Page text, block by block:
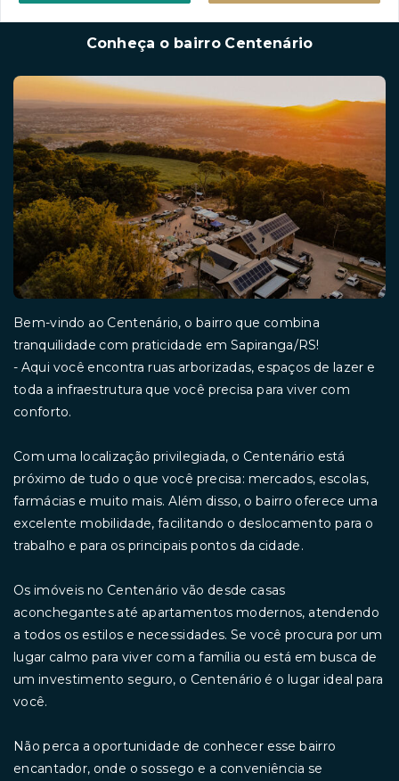
Conheça o bairro Centenário
Bem-vindo ao Centenário, o bairro que combina
tranquilidade com praticidade em Sapiranga/RS!
- Aqui você encontra ruas arborizadas, espaços de lazer e
toda a infraestrutura que você precisa para viver com
conforto.
Com uma localização privilegiada, o Centenário está
próximo de tudo o que você precisa: mercados, escolas,
farmácias e muito mais. Além disso, o bairro oferece uma
excelente mobilidade, facilitando o deslocamento para o
trabalho e para os principais pontos da cidade.
Os imóveis no Centenário vão desde casas
aconchegantes até apartamentos modernos, atendendo
a todos os estilos e necessidades. Se você procura por um
lugar calmo para viver com a família ou está em busca de
um investimento seguro, o Centenário é o lugar ideal para
você.
Não perca a oportunidade de conhecer esse bairro
encantador, onde o sossego e a conveniência se